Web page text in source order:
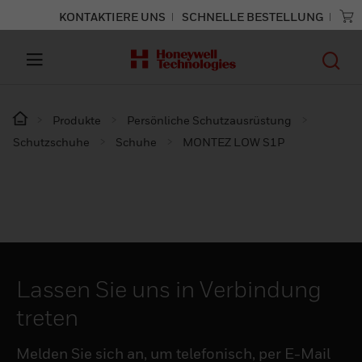
KONTAKTIERE UNS SCHNELLE BESTELLUNG
Produkte
Persönliche Schutzausrüstung
Schutzschuhe
Schuhe MONTEZ LOW S1P
Lassen Sie uns in Verbindung
treten
Melden Sie sich an, um telefonisch, per E-Mail